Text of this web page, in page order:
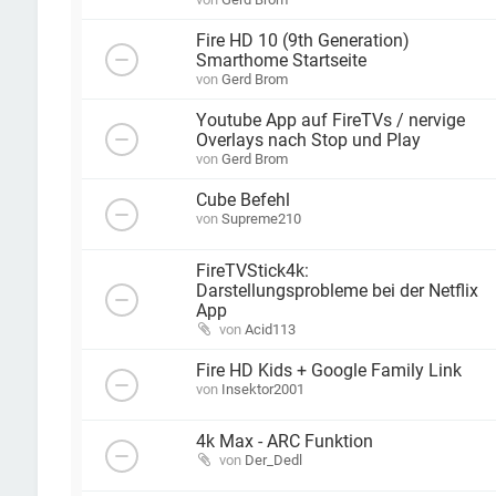
Fire HD 10 (9th Generation)
Smarthome Startseite
von Gerd Brom
Youtube App auf FireTVs / nervige
Overlays nach Stop und Play
von Gerd Brom
Cube Befehl
von Supreme210
FireTVStick4k:
Darstellungsprobleme bei der Netflix
App
von Acid113
Fire HD Kids + Google Family Link
von Insektor2001
4k Max - ARC Funktion
von Der_Dedl